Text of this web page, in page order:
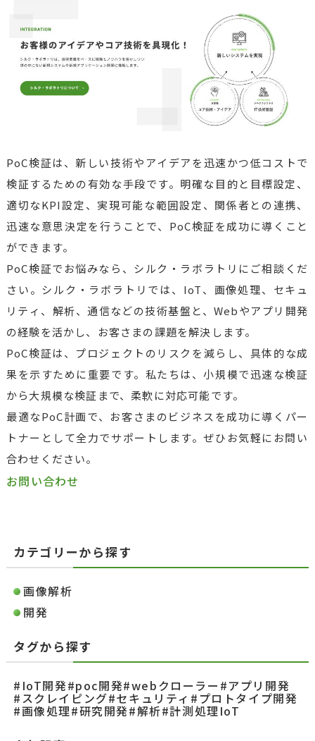
PoC検証は、新しい技術やアイデアを迅速かつ低コストで
検証するための有効な手段です。明確な目的と目標設定、
適切なKPI設定、実現可能な範囲設定、関係者との連携、
迅速な意思決定を行うことで、PoC検証を成功に導くこと
ができます。
PoC検証でお悩みなら、シルク・ラボラトリにご相談くだ
さい。シルク・ラボラトリでは、IoT、画像処理、セキュ
リティ、解析、通信などの技術基盤と、Webやアプリ開発
の経験を活かし、お客さまの課題を解決します。
PoC検証は、プロジェクトのリスクを減らし、具体的な成
果を示すために重要です。私たちは、小規模で迅速な検証
から大規模な検証まで、柔軟に対応可能です。
最適なPoC計画で、お客さまのビジネスを成功に導くパー
トナーとして全力でサポートします。ぜひお気軽にお問い
合わせください。
お問い合わせ
カテゴリーから探す
画像解析
開発
タグから探す
#IoT開発#poc開発#webクローラー #アプリ開発
#スクレイピング#セキュリティ #プロトタイプ開発
#画像処理#研究開発#解析#計測処理IoT